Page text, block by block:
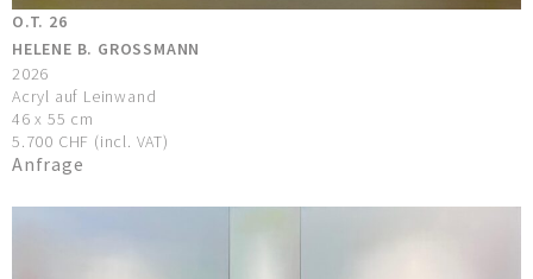
O.T. 26
HELENE B. GROSSMANN
2026
Acryl auf Leinwand
46 x 55 cm
5.700 CHF (incl. VAT)
Anfrage